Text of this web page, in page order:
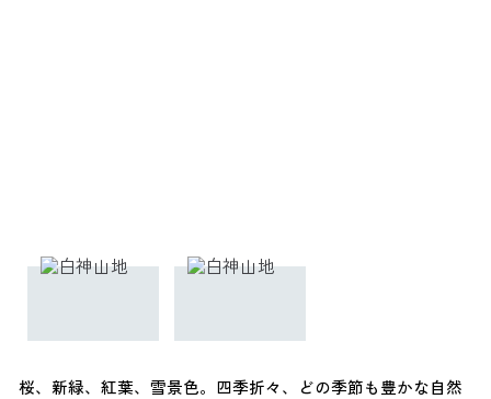
桜、新緑、紅葉、雪景色。四季折々、どの季節も豊かな自然